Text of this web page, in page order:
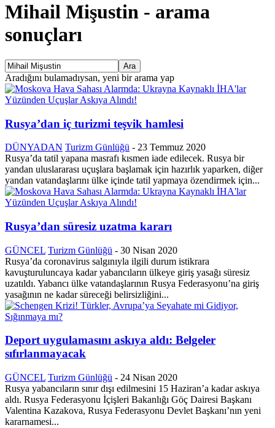
Mihail Mişustin - arama
sonuçları
Aradığını bulamadıysan, yeni bir arama yap
Rusya’dan iç turizmi teşvik hamlesi
DÜNYADAN Turizm Günlüğü - 23 Temmuz 2020
Rusya’da tatil yapana masrafı kısmen iade edilecek. Rusya bir
yandan uluslararası uçuşlara başlamak için hazırlık yaparken, diğer
yandan vatandaşlarını ülke içinde tatil yapmaya özendirmek için...
Rusya’dan süresiz uzatma kararı
GÜNCEL Turizm Günlüğü - 30 Nisan 2020
Rusya’da coronavirus salgınıyla ilgili durum istikrara
kavuşturuluncaya kadar yabancıların ülkeye giriş yasağı süresiz
uzatıldı. Yabancı ülke vatandaşlarının Rusya Federasyonu’na giriş
yasağının ne kadar süreceği belirsizliğini...
Deport uygulamasını askıya aldı: Belgeler
sıfırlanmayacak
GÜNCEL Turizm Günlüğü - 24 Nisan 2020
Rusya yabancıların sınır dışı edilmesini 15 Haziran’a kadar askıya
aldı. Rusya Federasyonu İçişleri Bakanlığı Göç Dairesi Başkanı
Valentina Kazakova, Rusya Federasyonu Devlet Başkanı’nın yeni
kararnamesi...